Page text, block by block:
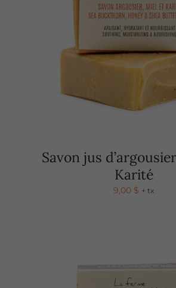
Savon jus
Karité
9,00 $ + tx